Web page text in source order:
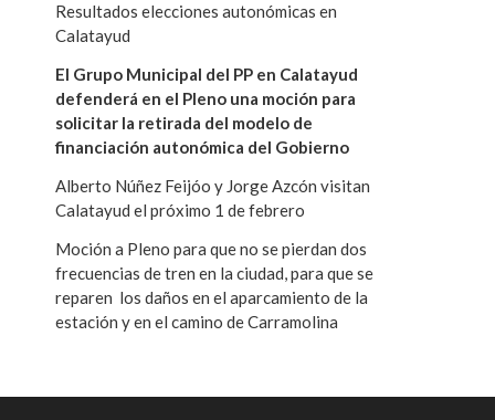
Resultados elecciones autonómicas en
Calatayud
El Grupo Municipal del PP en Calatayud
defenderá en el Pleno una moción para
solicitar la retirada del modelo de
financiación autonómica del Gobierno
Alberto Núñez Feijóo y Jorge Azcón visitan
Calatayud el próximo 1 de febrero
Moción a Pleno para que no se pierdan dos
frecuencias de tren en la ciudad, para que se
reparen los daños en el aparcamiento de la
estación y en el camino de Carramolina